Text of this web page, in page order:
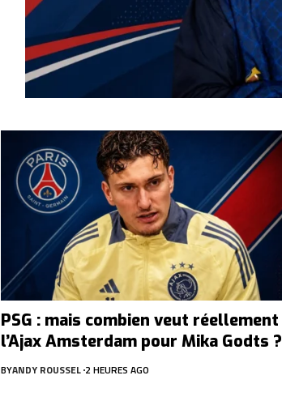
PSG : mais combien veut réellement
l’Ajax Amsterdam pour Mika Godts ?
BYANDY ROUSSEL 2 HEURES AGO